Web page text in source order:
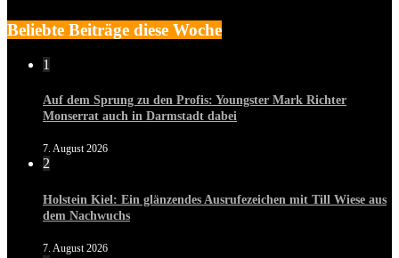
Beliebte Beiträge diese Woche
1
Auf dem Sprung zu den Profis: Youngster Mark Richter
Monserrat auch in Darmstadt dabei
7. August 2026
2
Holstein Kiel: Ein glänzendes Ausrufezeichen mit Till Wiese aus
dem Nachwuchs
7. August 2026